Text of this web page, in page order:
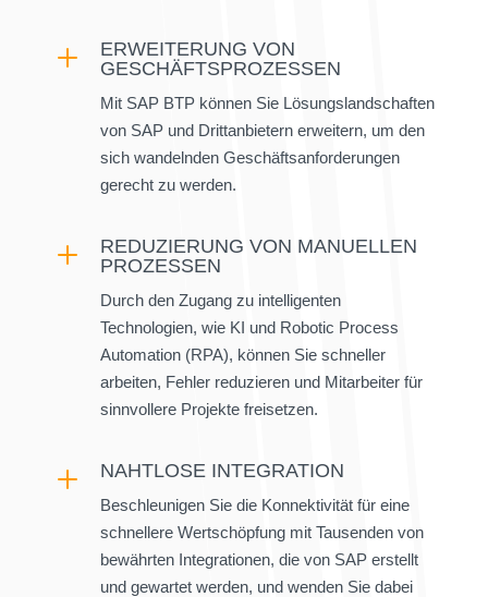
erreicht.
L
ERWEITERUNG VON
GESCHÄFTSPROZESSEN
Mit SAP BTP können Sie Lösungslandschaften
von SAP und Drittanbietern erweitern, um den
sich wandelnden Geschäftsanforderungen
gerecht zu werden.
L
REDUZIERUNG VON MANUELLEN
PROZESSEN
Durch den Zugang zu intelligenten
Technologien, wie KI und Robotic Process
Automation (RPA), können Sie schneller
arbeiten, Fehler reduzieren und Mitarbeiter für
sinnvollere Projekte freisetzen.
L NAHTLOSE INTEGRATION
Beschleunigen Sie die Konnektivität für eine
schnellere Wert­schöpfung mit Tausenden von
bewährten Integrationen, die von SAP erstellt
und gewartet werden, und wenden Sie dabei